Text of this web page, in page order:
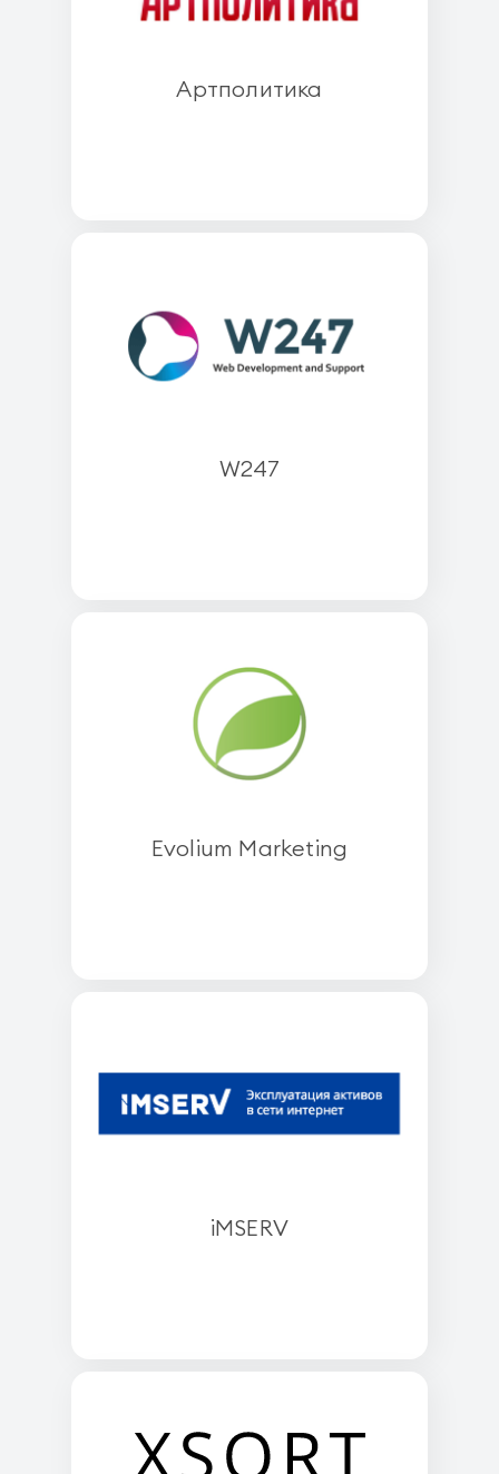
Артполитика
W247
Evolium Marketing
iMSERV